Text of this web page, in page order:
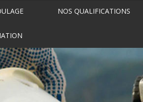
NOS QUALIFICATIONS